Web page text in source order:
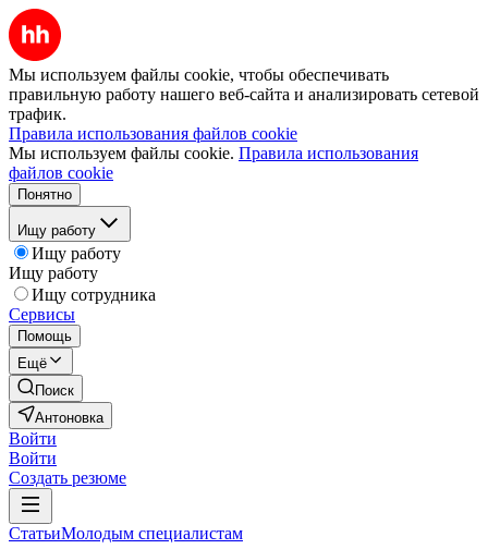
Мы используем файлы cookie, чтобы обеспечивать
правильную работу нашего веб-сайта и анализировать сетевой
трафик.
Правила использования файлов cookie
Мы используем файлы cookie. Правила использования
файлов cookie
Понятно
Ищу работу
Ищу работу
Ищу работу
Ищу сотрудника
Сервисы
Помощь
Ещё
Поиск
Антоновка
Войти
Войти
Создать резюме
СтатьиМолодым специалистам